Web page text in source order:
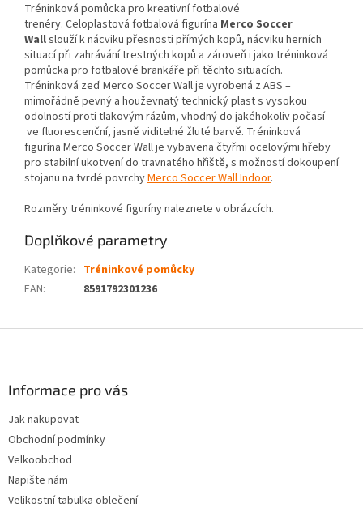
Tréninková pomůcka pro kreativní fotbalové
trenéry. Celoplastová fotbalová figurína Merco Soccer
Wallslouží k nácviku přesnosti přímých kopů, nácviku herních
situací při zahrávání trestných kopů a zároveň i jako tréninková
pomůcka pro fotbalové brankáře při těchto situacích.
Tréninková zeď Merco Soccer Wall je vyrobená z ABS –
mimořádně pevný a houževnatý technický plast s vysokou
odolností proti tlakovým rázům, vhodný do jakéhokoliv počasí –
ve fluorescenční, jasně viditelné žluté barvě. Tréninková
figurína Merco Soccer Wall je vybavena čtyřmi ocelovými hřeby
pro stabilní ukotvení do travnatého hřiště, s možností dokoupení
stojanu na tvrdé povrchyMerco Soccer Wall Indoor.
Rozměry tréninkové figuríny naleznete v obrázcích.
Doplňkové parametry
Kategorie: Tréninkové pomůcky
EAN: 8591792301236
Informace pro vás
Jak nakupovat
Obchodní podmínky
Velkoobchod
Napište nám
Velikostní tabulka oblečení